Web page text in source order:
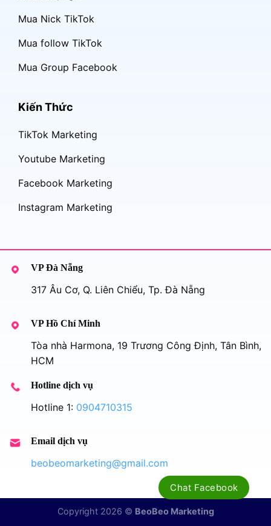
Mua Nick TikTok
Mua follow TikTok
Mua Group Facebook
Kiến Thức
TikTok Marketing
Youtube Marketing
Facebook Marketing
Instagram Marketing
VP Đà Nẵng
317 Âu Cơ, Q. Liên Chiểu, Tp. Đà Nẵng
VP Hồ Chí Minh
Tòa nhà Harmona, 19 Trương Công Định, Tân Bình,
HCM
Hotline dịch vụ
Hotline 1: 0904710315
Email dịch vụ
beobeomarketing@gmail.com
Copyright 2026 © BeoBeo Marketing
Chat Facebook